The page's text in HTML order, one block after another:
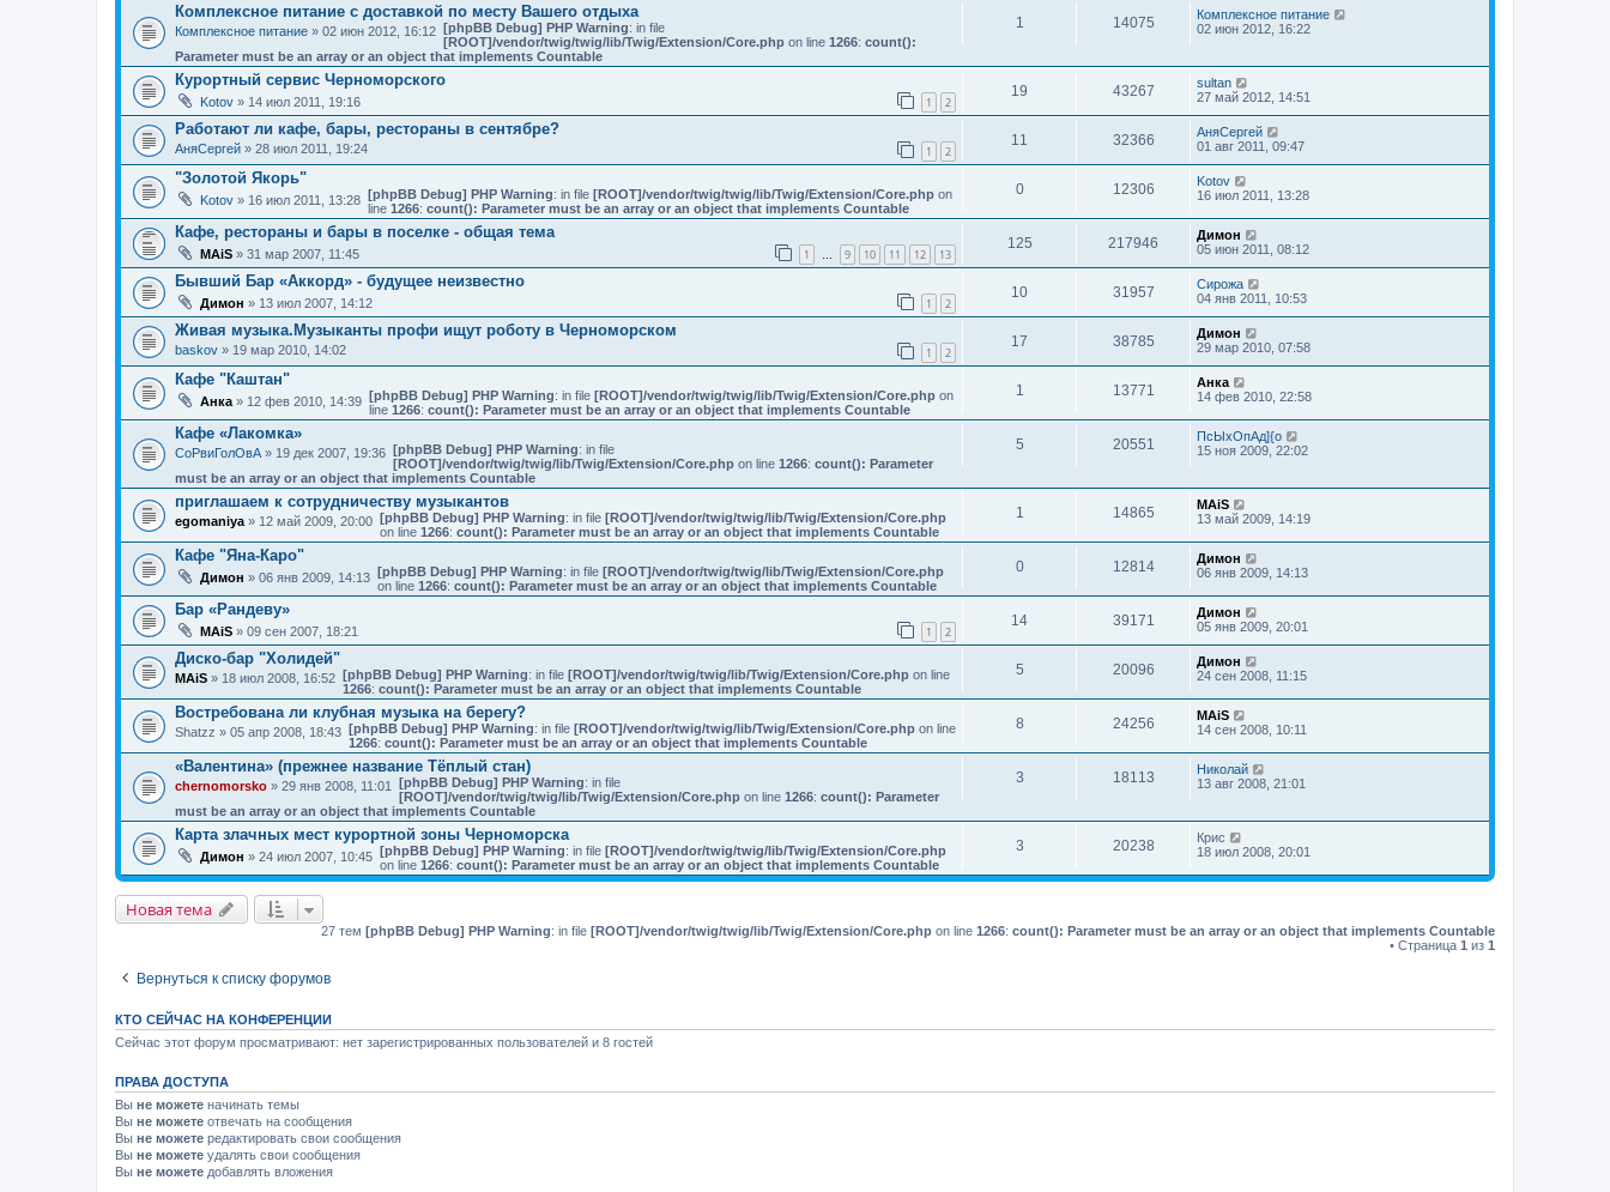
Комплексное питание с доставкой по месту Вашего отдыха
Комплексное питание » 02 июн 2012, 16:12 [phpBB Debug] PHP Warning: in file
[ROOT]/vendor/twig/twig/lib/Twig/Extension/Core.phpon line 1266: count():
Parameter must be an array or an object that implements Countable
1 14075
Комплексное питание
02 июн 2012, 16:22
Курортный сервис Черноморского
Kotov » 14 июл 2011, 19:16 1 2
19 43267
sultan
27 май 2012, 14:51
Работают ли кафе, бары, рестораны в сентябре?
АняСергей » 28 июл 2011, 19:24 1 2
11 32366
АняСергей
01 авг 2011, 09:47
"Золотой Якорь"
Kotov » 16 июл 2011, 13:28 [phpBB Debug] PHP Warning: in file [ROOT]/vendor/twig/twig/lib/Twig/Extension/Core.phpon
line 1266: count(): Parameter must be an array or an object that implements Countable
0 12306
Kotov
16 июл 2011, 13:28
Кафе, рестораны и бары в поселке - общая тема
MAiS » 31 мар 2007, 11:45 1 9 10 11 12 13
125 217946
Димон
05 июн 2011, 08:12
Бывший Бар «Аккорд» - будущее неизвестно
Димон » 13 июл 2007, 14:12 1 2
10 31957
Сирожа
04 янв 2011, 10:53
Живая музыка.Музыканты профи ищут роботу в Черноморском
baskov » 19 мар 2010, 14:02 1 2
17 38785
Димон
29 мар 2010, 07:58
Кафе "Каштан"
Анка » 12 фев 2010, 14:39 [phpBB Debug] PHP Warning: in file [ROOT]/vendor/twig/twig/lib/Twig/Extension/Core.phpon
line 1266: count(): Parameter must be an array or an object that implements Countable
1 13771
Анка
14 фев 2010, 22:58
Кафе «Лакомка»
СоРвиГолОвА » 19 дек 2007, 19:36 [phpBB Debug] PHP Warning: in file
[ROOT]/vendor/twig/twig/lib/Twig/Extension/Core.phpon line 1266: count(): Parameter
must be an array or an object that implements Countable
5 20551
ПсЫхОпАд]{о
15 ноя 2009, 22:02
приглашаем к сотрудничеству музыкантов
egomaniya » 12 май 2009, 20:00 [phpBB Debug] PHP Warning: in file [ROOT]/vendor/twig/twig/lib/Twig/Extension/Core.php
on line 1266: count(): Parameter must be an array or an object that implements Countable
1 14865
MAiS
13 май 2009, 14:19
Кафе "Яна-Каро"
Димон » 06 янв 2009, 14:13 [phpBB Debug] PHP Warning: in file [ROOT]/vendor/twig/twig/lib/Twig/Extension/Core.php
on line 1266: count(): Parameter must be an array or an object that implements Countable
0 12814
Димон
06 янв 2009, 14:13
Бар «Рандеву»
MAiS » 09 сен 2007, 18:21 1 2
14 39171
Димон
05 янв 2009, 20:01
Диско-бар "Холидей"
MAiS » 18 июл 2008, 16:52 [phpBB Debug] PHP Warning: in file [ROOT]/vendor/twig/twig/lib/Twig/Extension/Core.phpon line
1266: count(): Parameter must be an array or an object that implements Countable
5 20096
Димон
24 сен 2008, 11:15
Востребована ли клубная музыка на берегу?
Shatzz » 05 апр 2008, 18:43 [phpBB Debug] PHP Warning: in file [ROOT]/vendor/twig/twig/lib/Twig/Extension/Core.phpon line
1266: count(): Parameter must be an array or an object that implements Countable
8 24256
MAiS
14 сен 2008, 10:11
«Валентина» (прежнее название Тёплый стан)
chernomorsko » 29 янв 2008, 11:01 [phpBB Debug] PHP Warning: in file
[ROOT]/vendor/twig/twig/lib/Twig/Extension/Core.phpon line 1266: count(): Parameter
must be an array or an object that implements Countable
3 18113
Николай
13 авг 2008, 21:01
Карта злачных мест курортной зоны Черноморска
Димон » 24 июл 2007, 10:45 [phpBB Debug] PHP Warning: in file [ROOT]/vendor/twig/twig/lib/Twig/Extension/Core.php
on line 1266: count(): Parameter must be an array or an object that implements Countable
3 20238
Крис
18 июл 2008, 20:01
Новая тема
27 тем [phpBB Debug] PHP Warning: in file [ROOT]/vendor/twig/twig/lib/Twig/Extension/Core.php on line 1266: count(): Parameter must be an array or an object that implements Countable
• Страница 1 из 1
Вернуться к списку форумов
КТО СЕЙЧАС НА КОНФЕРЕНЦИИ
Сейчас этот форум просматривают: нет зарегистрированных пользователей и 8 гостей
ПРАВА ДОСТУПА
Вы не можете начинать темы
Вы не можете отвечать на сообщения
Вы не можете редактировать свои сообщения
Вы не можете удалять свои сообщения
Вы не можете добавлять вложения